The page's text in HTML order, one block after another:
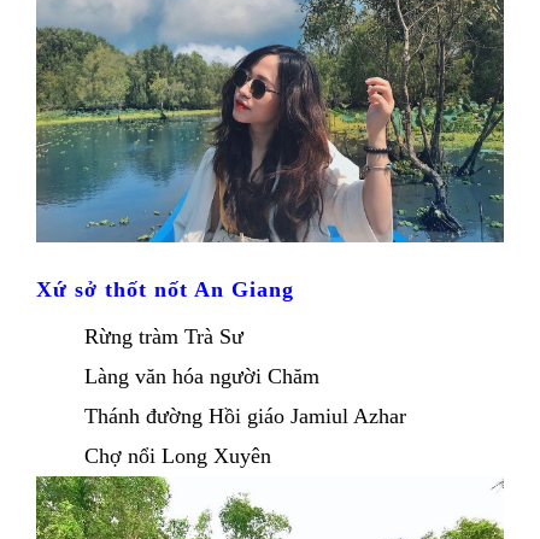
Xứ sở thốt nốt An Giang
Rừng tràm Trà Sư
Làng văn hóa người Chăm
Thánh đường Hồi giáo Jamiul Azhar
Chợ nổi Long Xuyên